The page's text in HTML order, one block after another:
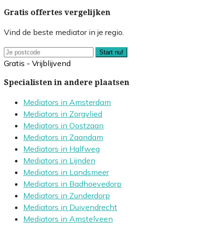
Gratis offertes vergelijken
Vind de beste mediator in je regio.
Start nu!
Gratis - Vrijblijvend
Specialisten in andere plaatsen
Mediators in Amsterdam
Mediators in Zorgvlied
Mediators in Oostzaan
Mediators in Zaandam
Mediators in Halfweg
Mediators in Lijnden
Mediators in Landsmeer
Mediators in Badhoevedorp
Mediators in Zunderdorp
Mediators in Duivendrecht
Mediators in Amstelveen